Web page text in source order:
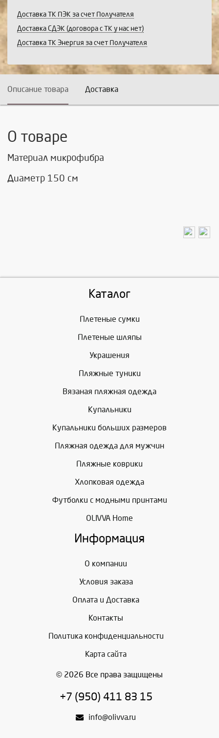
Доставка ТК ПЭК за счет Получателя
Доставка СДЭК (договора с ТК у нас нет)
Доставка ТК Энергия за счет Получателя
Описание товара Доставка
О товаре
Материал микрофибра
Диаметр 150 см
Каталог
Плетеные сумки
Плетеные шляпы
Украшения
Пляжные туники
Вязаная пляжная одежда
Купальники
Купальники больших размеров
Пляжная одежда для мужчин
Пляжные коврики
Хлопковая одежда
Футболки с модными принтами
OLIVVA Home
Информация
О компании
Условия заказа
Оплата и Доставка
Контакты
Политика конфиденциальности
Карта сайта
© 2026 Все права защищены
+7 (950) 411 83 15
info@olivva.ru